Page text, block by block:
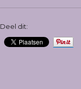
Deel dit: